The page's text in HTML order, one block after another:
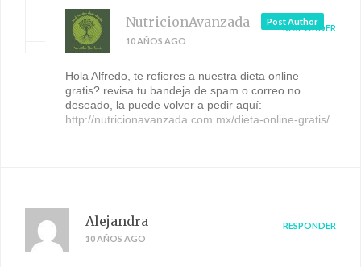
NutricionAvanzada
Post Author
10 AÑOS AGO
RESPONDER
Hola Alfredo, te refieres a nuestra dieta online
gratis? revisa tu bandeja de spam o correo no
deseado, la puede volver a pedir aquí:
http://nutricionavanzada.com.mx/dieta-online-gratis/
Alejandra
10 AÑOS AGO
RESPONDER